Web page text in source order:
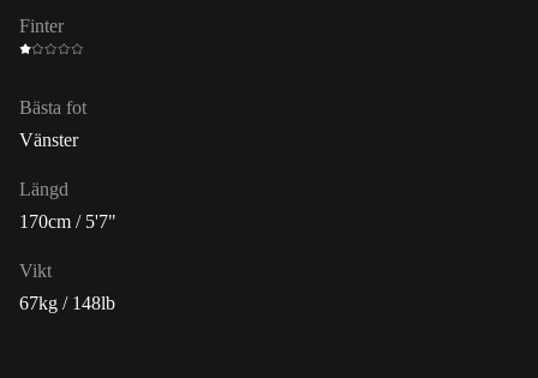
Finter
Bästa fot
Vänster
Längd
170cm / 5'7"
Vikt
67kg / 148lb